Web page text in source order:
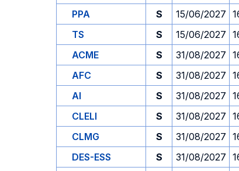
PPA
S 15/06/2027
TS
S 15/06/2027
ACME
S 31/08/2027
AFC
S 31/08/2027
AI
S 31/08/2027
CLELI
S 31/08/2027
CLMG
S 31/08/2027
DES-ESS
S 31/08/2027